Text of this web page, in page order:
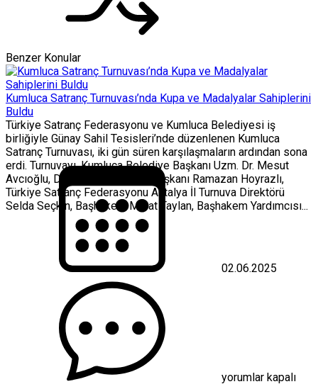
Benzer Konular
Kumluca Satranç Turnuvası’nda Kupa ve Madalyalar Sahiplerini
Buldu
Türkiye Satranç Federasyonu ve Kumluca Belediyesi iş
birliğiyle Günay Sahil Tesisleri’nde düzenlenen Kumluca
Satranç Turnuvası, iki gün süren karşılaşmaların ardından sona
erdi. Turnuvayı, Kumluca Belediye Başkanı Uzm. Dr. Mesut
Avcıoğlu, Demokrat Parti İlçe Başkanı Ramazan Hoyrazlı,
Türkiye Satranç Federasyonu Antalya İl Turnuva Direktörü
Selda Seçkin, Başhakem Murat Taylan, Başhakem Yardımcısı...
02.06.2025
Buldu
yorumlar kapalı